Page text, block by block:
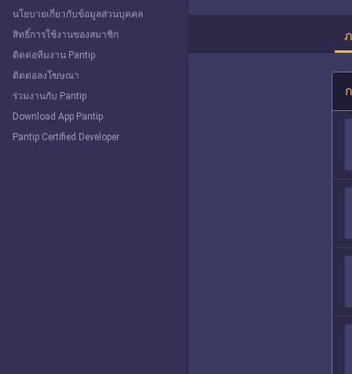
นโยบายเกี่ยวกับข้อมูลส่วนบุคคล
สิทธิ์การใช้งานของสมาชิก
ติดต่อทีมงาน Pantip
ติดต่อลงโฆษณา
ร่วมงานกับ Pantip
Download App Pantip
Pantip Certified Developer